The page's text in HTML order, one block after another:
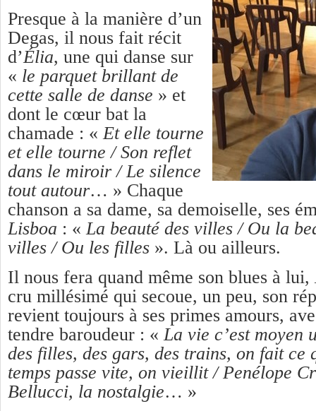
Presque à la manière d’un
Degas, il nous fait récit
d’Élia, une qui danse sur
« le parquet brillant de
cette salle de danse » et
dont le cœur bat la
chamade : « Et elle tourne
et elle tourne /Son reflet
dans le miroir / Le silence
tout autour… » Chaque
chanson a sa dame, sa demoiselle, ses
Lisboa : « La beauté des villes / Ou la
villes / Ou les filles ». Là ou ailleurs.
Il nous fera quand même son blues à lui,
cru millésimé qui secoue, un peu, son
revient toujours à ses primes amours,
tendre baroudeur : « La vie c’est moyen
des filles, des gars, des trains, on fait ce
temps passe vite, on vieillit / Penélope
Bellucci, la nostalgie… »